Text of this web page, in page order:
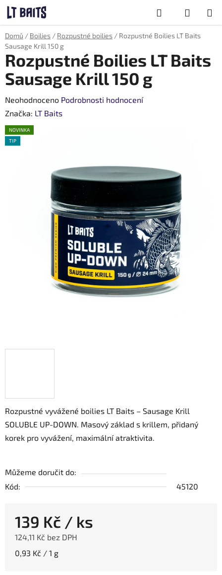
Přejít
obsah
NÁKUPNÍ
Domů / Boilies / Rozpustné boilies / Rozpustné Boilies LT Baits
Sausage Krill 150 g
Rozpustné vyvážené boilies LT Baits – Sausage Krill
SOLUBLE UP-DOWN. Masový základ s krillem, přidaný
korek pro vyvážení, maximální atraktivita.
Můžeme doručit do:
Kód:
45120
139 Kč / ks
124,11 Kč bez DPH
Měrná cena:
0,93 Kč / 1 g
Rozpustné Boilies LT Baits
Sausage Krill 150 g
Průměrné
hodnocení
produktu
je
Neohodnoceno Podrobnosti hodnocení
Značka: LT Baits
NOVINKA
TIP